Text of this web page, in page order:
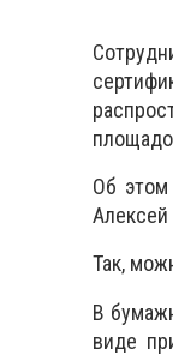
Об этом
Так,
В
виде